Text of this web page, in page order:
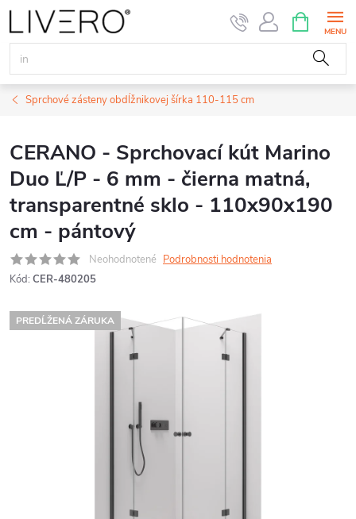
Prejsť
na
obsah
KOŠÍK
Sprchové zásteny obdĺžnikovej šírka 110-115 cm
CERANO - Sprchovací kút Marino
Duo Ľ/P - 6 mm - čierna matná,
transparentné sklo - 110x90x190
cm - pántový
Neohodnotené Podrobnosti hodnotenia
Kód: CER-480205
PREDĹŽENÁ ZÁRUKA